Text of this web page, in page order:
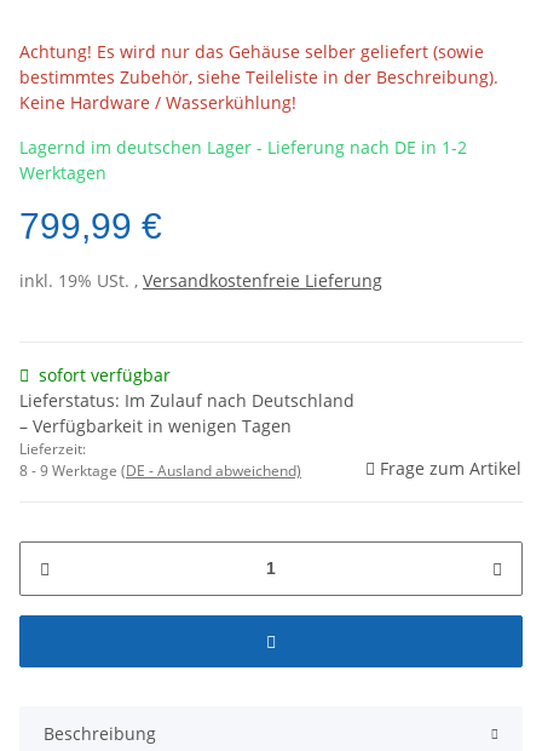
Achtung! Es wird nur das Gehäuse selber geliefert (sowie
bestimmtes Zubehör, siehe Teileliste in der Beschreibung).
Keine Hardware / Wasserkühlung!
Lagernd im deutschen Lager - Lieferung nach DE in 1-2
Werktagen
799,99 €
inkl. 19% USt. , Versandkostenfreie Lieferung
sofort verfügbar
Lieferstatus: Im Zulauf nach Deutschland
– Verfügbarkeit in wenigen Tagen
Lieferzeit:
8 - 9 Werktage (DE - Ausland abweichend) Frage zum Artikel
Beschreibung